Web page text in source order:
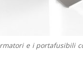
e i portafusibili